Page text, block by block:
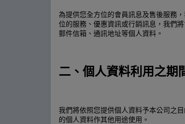
為提供您全方位的會員訊息及售後服務
位的服務、優惠資訊或行銷訊息，我們
郵件信箱、通訊地址等個人資料。
二、個人資料利用之期
我們將依照您提供個人資料予本公司之
的個人資料作其他用途使用。